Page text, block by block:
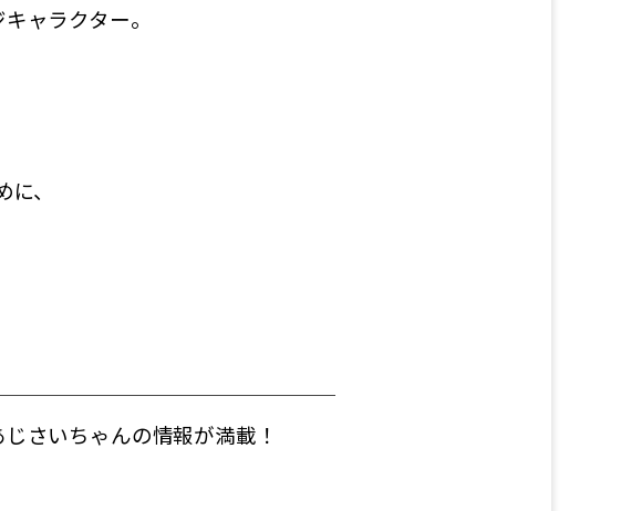
ャラクター。
、
さいちゃんの情報が満載！